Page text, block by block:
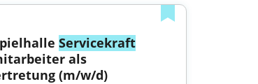
Servicekraft
als
(m/w/d)